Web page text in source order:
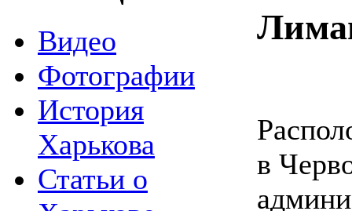
Видео
Фотографии
История
Харькова
Статьи о
в